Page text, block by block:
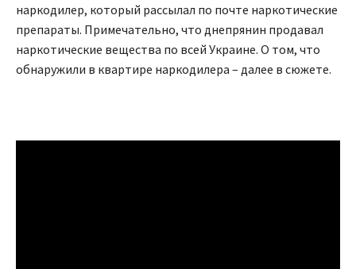
наркодилер, который рассылал по почте наркотические
препараты. Примечательно, что днепрянин продавал
наркотические вещества по всей Украине. О том, что
обнаружили в квартире наркодилера – далее в сюжете.